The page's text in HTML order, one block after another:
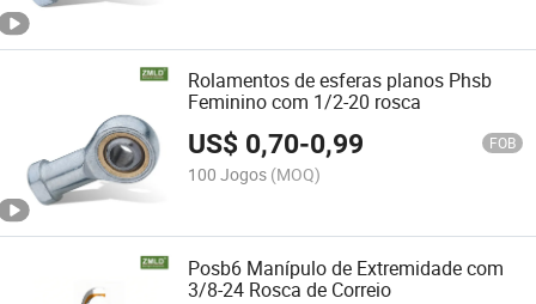
Rolamentos de esferas planos Phsb
Feminino com 1/2-20 rosca
US$ 0,70-0,99 FOB
100 Jogos (MOQ)
Posb6 Manípulo de Extremidade com
3/8-24 Rosca de Correio